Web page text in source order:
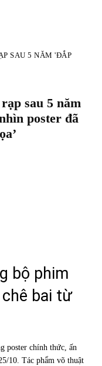
SAU 5 NĂM 'ĐẮP
sau 5 năm
poster đã
bộ phim
chê bai từ
poster chính thức, ấn
10. Tác phẩm võ thuật